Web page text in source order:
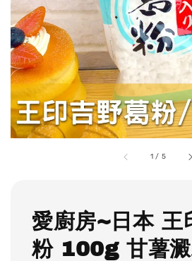
1 / 5
愛廚房~日本 王
粉 100g 甘薯